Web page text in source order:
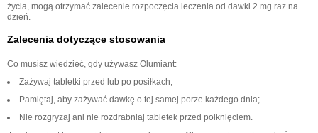
życia, mogą otrzymać zalecenie rozpoczęcia leczenia od dawki 2 mg raz na
dzień.
Zalecenia dotyczące stosowania
Co musisz wiedzieć, gdy używasz Olumiant:
Zażywaj tabletki przed lub po posiłkach;
Pamiętaj, aby zażywać dawkę o tej samej porze każdego dnia;
Nie rozgryzaj ani nie rozdrabniaj tabletek przed połknięciem.